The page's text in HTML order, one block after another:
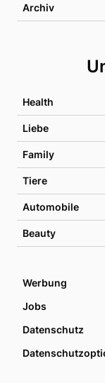
Archiv
Health
Liebe
Family
Tiere
Automobile
Beauty
Werbung
Jobs
Datenschutz